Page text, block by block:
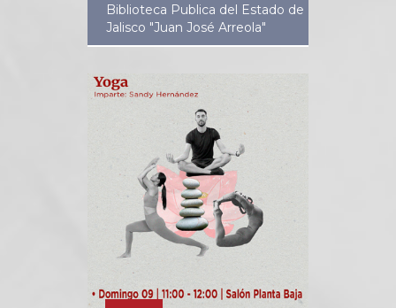
Biblioteca Publica del Estado de
Jalisco "Juan José Arreola"